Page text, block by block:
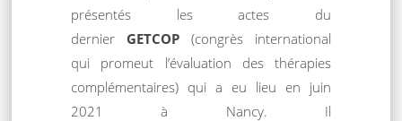
présentés les actes du
dernier GETCOP (congrès international
qui promeut l’évaluation des thérapies
complémentaires) qui a eu lieu en juin
2021 à Nancy. Il